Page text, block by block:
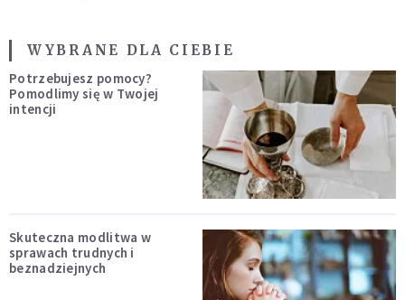
WYBRANE DLA CIEBIE
Potrzebujesz pomocy?
Pomodlimy się w Twojej
intencji
Skuteczna modlitwa w
sprawach trudnych i
beznadziejnych